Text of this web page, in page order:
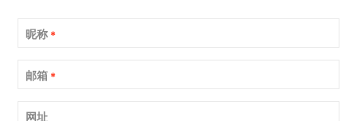
昵称 *
邮箱 *
网址